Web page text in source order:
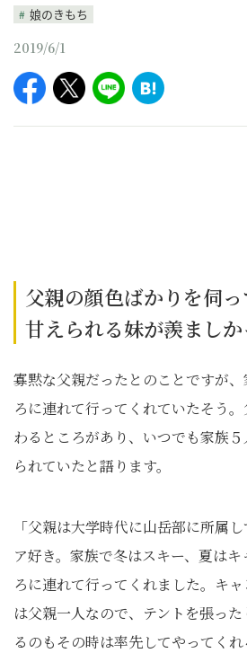
娘のきもち
2019/6/1
父親の顔色ばかりを伺
甘えられる妹が羨ましか
寡黙な父親だったとのことですが
ろに連れて行ってくれていたそう
わるところがあり、いつでも家族
られていたと語ります。
「父親は大学時代に山岳部に所属
ア好き。家族で冬はスキー、夏は
ろに連れて行ってくれました。キ
は父親一人なので、テントを張っ
るのもその時は率先してやってくれ